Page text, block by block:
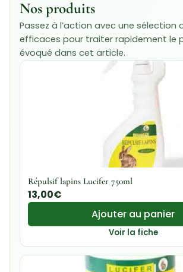
Nos produits
Passez à l’action avec une sélection
efficaces pour traiter rapidement le
évoqué dans cet article.
Répulsif lapins Lucifer 750ml
13,00€
Ajouter au panier
Voir la fiche